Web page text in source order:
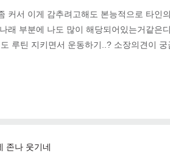
커서 이게 감추려고해도 본능적으로 타인
래 부분에 나도 많이 해당되어있는거같은
루틴 지키면서 운동하기..? 소장의견이 궁
존나 웃기네